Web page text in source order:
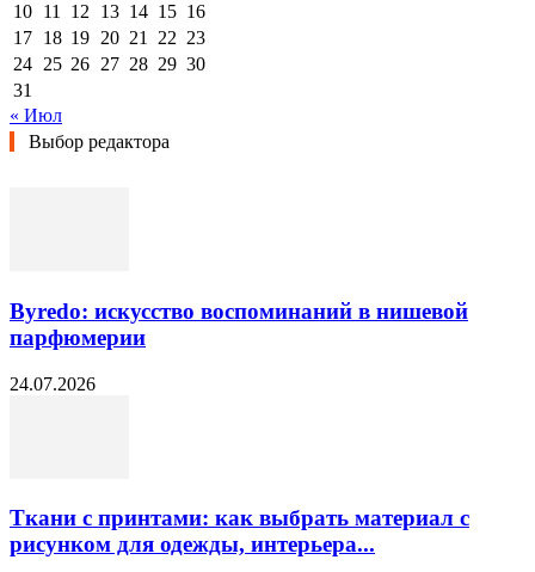
10 11 12 13 14 15 16
17 18 19 20 21 22 23
24 25 26 27 28 29 30
31
« Июл
Выбор редактора
Byredo: искусство воспоминаний в нишевой
парфюмерии
24.07.2026
Ткани с принтами: как выбрать материал с
рисунком для одежды, интерьера...